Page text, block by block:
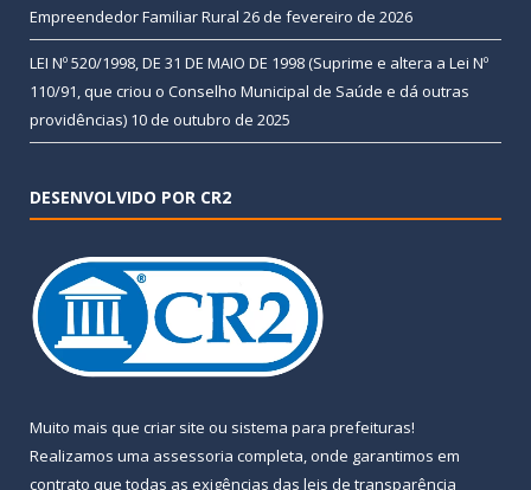
Empreendedor Familiar Rural 26 de fevereiro de 2026
LEI Nº 520/1998, DE 31 DE MAIO DE 1998 (Suprime e altera a Lei Nº
110/91, que criou o Conselho Municipal de Saúde e dá outras
providências) 10 de outubro de 2025
DESENVOLVIDO POR CR2
Muito mais que criar site ou sistema para prefeituras!
Realizamos uma assessoria completa, onde garantimos em
contrato que todas as exigências das leis de transparência